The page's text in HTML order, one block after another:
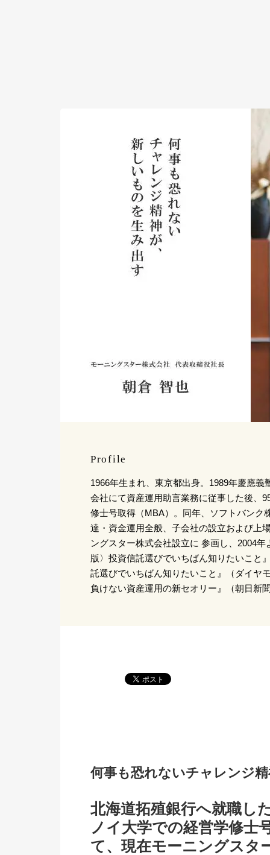
Profile
1966年生まれ、東京都出身。1989年慶應義
会社にて資産運用助言業務に従事した後、
修士号取得（MBA）。同年、ソフトバンク
達・資金運用全般、子会社の設立および上
ングスター株式会社設立に 参画し、2004
版〉投資信託選びでいちばん知りたいこと
託選びでいちばん知りたいこと』（ダイヤ
負けない資産運用の新セオリー』（朝日新
何事も恐れないチャレンジ
北海道拓殖銀行へ就職し
ノイ大学での経営学修士
て、現在モーニングスタ